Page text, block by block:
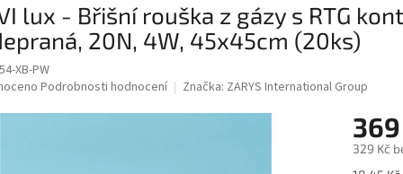
lux - Břišní rouška z gázy s RTG
20N, 4W, 45x45cm (20ks)
XB-PW
Podrobnosti hodnocení Značka: ZARYS International Group
329 Kč